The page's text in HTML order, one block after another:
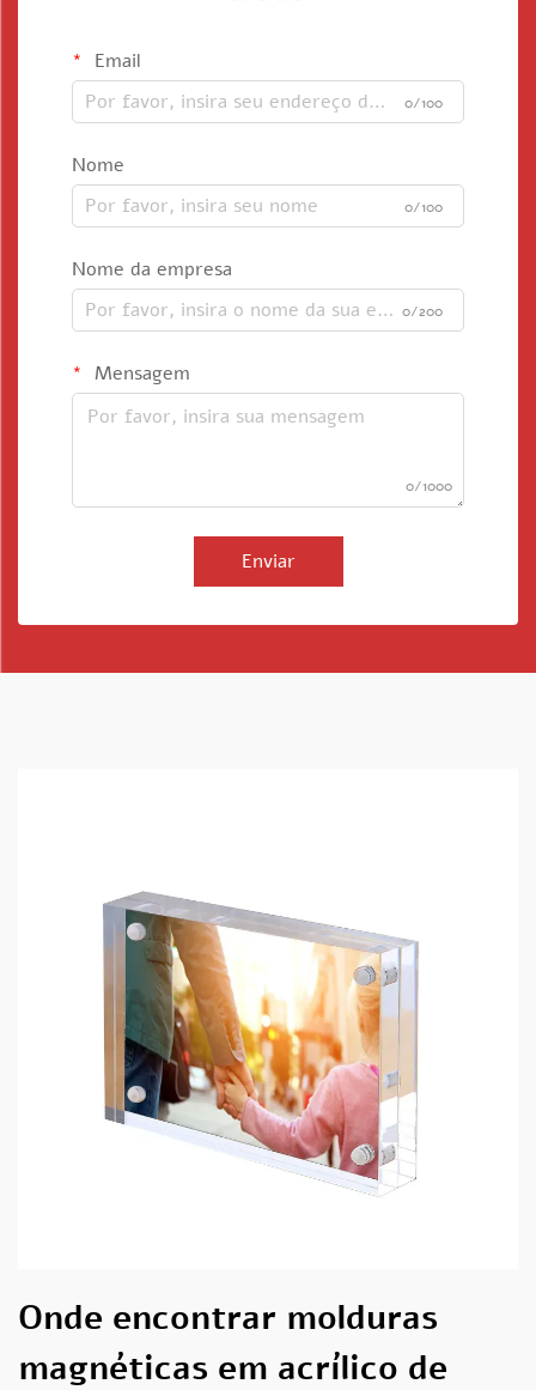
Email
0/100
Nome
0/100
Nome da empresa
0/200
Mensagem
0/1000
Enviar
Onde encontrar molduras
magnéticas em acrílico de